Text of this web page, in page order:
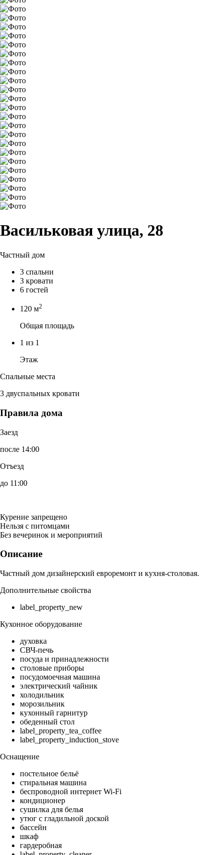
Васильковая улица, 28
Частный дом
3 спальни
3 кровати
6 гостей
120 м2
Общая площадь
1 из 1
Этаж
Спальные места
3 двуспальных кровати
Правила дома
Заезд
после 14:00
Отъезд
до 11:00
Курение запрещено
Нельзя с питомцами
Без вечеринок и мероприятий
Описание
Частный дом дизайнерский евроремонт и кухня-столовая.
Дополнительные свойства
label_property_new
Кухонное оборудование
духовка
СВЧ-печь
посуда и принадлежности
столовые приборы
посудомоечная машина
электрический чайник
холодильник
морозильник
кухонный гарнитур
обеденный стол
label_property_tea_coffee
label_property_induction_stove
Оснащение
постельное бельё
стиральная машина
беспроводной интернет Wi-Fi
кондиционер
сушилка для белья
утюг с гладильной доской
бассейн
шкаф
гардеробная